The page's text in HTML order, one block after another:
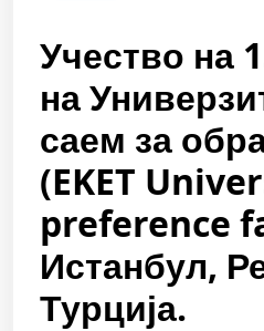
Учество на
на
саем за
(EKET
preference
Истанбул,
Турција.